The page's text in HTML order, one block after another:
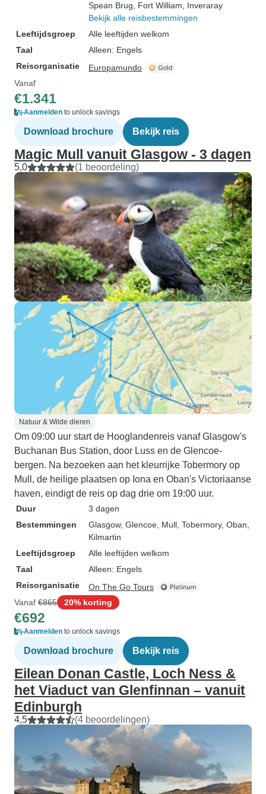
Spean Brug , Fort William , Inveraray
Bekijk alle reisbestemmingen
Leeftijdsgroep
Alle leeftijden welkom
Taal
Alleen: Engels
Reisorganisatie
Europamundo
Vanaf
€1.341
Aanmelden to unlock savings
Download brochure Bekijk reis
Magic Mull vanuit Glasgow - 3 dagen
5,0 (1 beoordeling)
Natuur & Wilde dieren
Om 09:00 uur start de Hooglandenreis vanaf Glasgow's
Buchanan Bus Station, door Luss en de Glencoe-
bergen. Na bezoeken aan het kleurrijke Tobermory op
Mull, de heilige plaatsen op Iona en Oban's Victoriaanse
haven, eindigt de reis op dag drie om 19:00 uur.
Duur
3 dagen
Bestemmingen
Glasgow, Glencoe , Mull , Tobermory, Oban
Kilmartin
Leeftijdsgroep
Alle leeftijden welkom
Taal
Alleen: Engels
Reisorganisatie
On The Go Tours
Vanaf €865 20% korting
€692
Aanmelden to unlock savings
Download brochure Bekijk reis
Eilean Donan Castle, Loch Ness &
het Viaduct van Glenfinnan – vanuit
Edinburgh
4,5 (4 beoordelingen)